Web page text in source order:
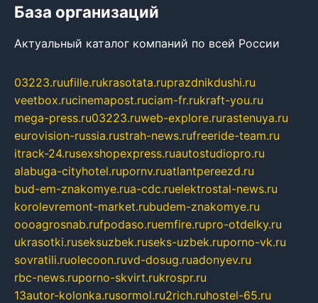
База организаций
Актуальный каталог компаний по всей России
03223.ruufille.rukrasotata.ruprazdnikdushi.ru
veetbox.rucinemapost.ruciam-fr.rukraft-you.ru
mega-press.ru03223.ruweb-explore.rurastenuya.ru
eurovision-russia.rustrah-news.rufreeride-team.ru
itrack-24.rusexshopexpress.ruautostudiopro.ru
alabuga-cityhotel.rupornv.ruatlantpereezd.ru
bud-em-znakomye.rua-cdc.ruelektrostal-news.ru
korolevremont-market.rubudem-znakomye.ru
oooagrosnab.rufpodaso.ruemfire.rupro-otdelky.ru
ukrasotki.ruseksuzbek.ruseks-uzbek.ruporno-vk.ru
sovratili.ruolecoon.ruvd-dosug.ruadonyev.ru
rbc-news.ruporno-skvirt.rukrospr.ru
13autor-kolonka.rusormol.ru2rich.ruhostel-65.ru